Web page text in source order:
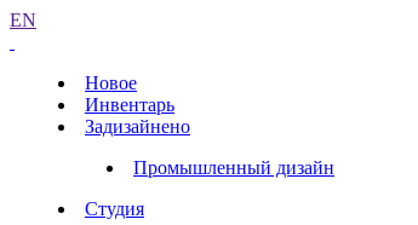
EN
Новое
Инвентарь
Задизайнено
Промышленный дизайн
Студия